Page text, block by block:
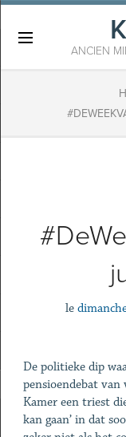
ANCIEN
le
De politieke dip
pensioendebat
Kamer een triest
kan gaan’ in dat